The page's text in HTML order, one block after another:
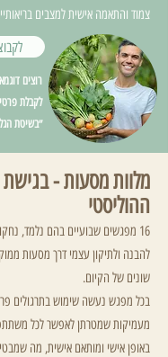
צמוד והתאמה אישית למצבים
רוצים
לקבלת
״בשיטת
מלוות מסעות -
ההוליסטי
16 מפגשים שבועיים בהם נלמד,
להבנה ולתיקון עצמי דרך מסעות
שונים של הקיום.
בכל מפגש נעשה שימוש בתרגולים
מעמיקות שמטרתן לאפשר לכל
באופן אישי ומותאם אישית, מה